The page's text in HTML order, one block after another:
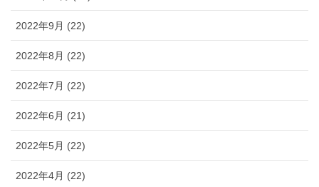
2022年9月 (22)
2022年8月 (22)
2022年7月 (22)
2022年6月 (21)
2022年5月 (22)
2022年4月 (22)